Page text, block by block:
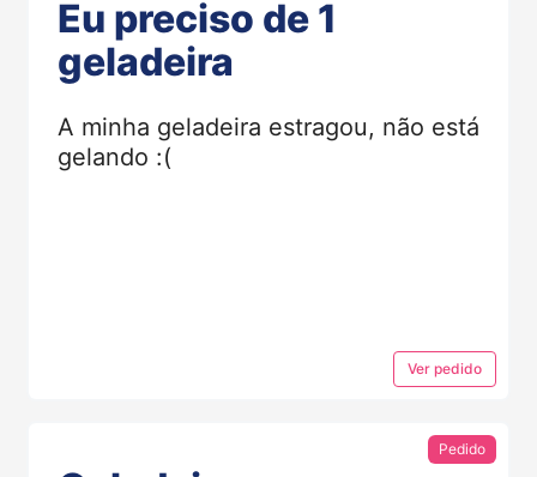
Eu preciso de 1
geladeira
A minha geladeira estragou, não está
gelando :(
Ver pedido
Pedido